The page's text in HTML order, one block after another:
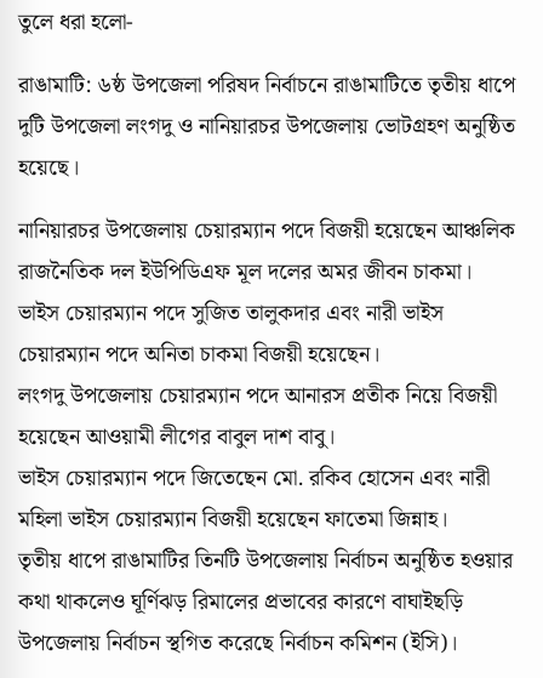
তুলে ধরা হলো-
রাঙামাটি: ৬ষ্ঠ উপজেলা পরিষদ নির্বাচনে রাঙামাটিতে তৃতীয় ধাপে
দুটি উপজেলা লংগদু ও নানিয়ারচর উপজেলায় ভোটগ্রহণ অনুষ্ঠিত
হয়েছে।
নানিয়ারচর উপজেলায় চেয়ারম্যান পদে বিজয়ী হয়েছেন আঞ্চলিক
রাজনৈতিক দল ইউপিডিএফ মূল দলের অমর জীবন চাকমা।
ভাইস চেয়ারম্যান পদে সুজিত তালুকদার এবং নারী ভাইস
চেয়ারম্যান পদে অনিতা চাকমা বিজয়ী হয়েছেন।
লংগদু উপজেলায় চেয়ারম্যান পদে আনারস প্রতীক নিয়ে বিজয়ী
হয়েছেন আওয়ামী লীগের বাবুল দাশ বাবু।
ভাইস চেয়ারম্যান পদে জিতেছেন মো. রকিব হোসেন এবং নারী
মহিলা ভাইস চেয়ারম্যান বিজয়ী হয়েছেন ফাতেমা জিন্নাহ।
তৃতীয় ধাপে রাঙামাটির তিনটি উপজেলায় নির্বাচন অনুষ্ঠিত হওয়ার
কথা থাকলেও ঘূর্ণিঝড় রিমালের প্রভাবের কারণে বাঘাইছড়ি
উপজেলায় নির্বাচন স্থগিত করেছে নির্বাচন কমিশন (ইসি)।